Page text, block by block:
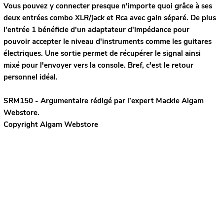
Vous pouvez y connecter presque n'importe quoi grâce à ses
deux entrées combo XLR/jack et Rca avec gain séparé. De plus
l'entrée 1 bénéficie d'un adaptateur d'impédance pour
pouvoir accepter le niveau d'instruments comme les guitares
électriques. Une sortie permet de récupérer le signal ainsi
mixé pour l'envoyer vers la console. Bref, c'est le retour
personnel idéal.
SRM150 - Argumentaire rédigé par l’expert MackieAlgam
Webstore.
Copyright Algam Webstore